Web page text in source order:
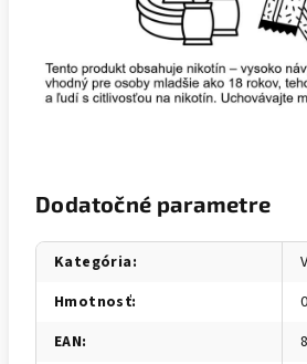
Dodatočné parametre
Kategória:
Hmotnosť:
EAN: